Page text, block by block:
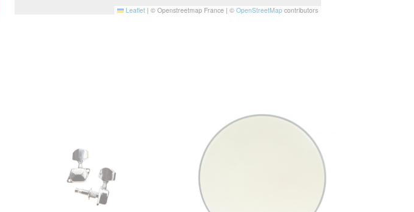
Leaflet | © Openstreetmap France | © OpenStreetMapcontributors